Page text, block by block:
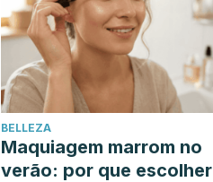
BELLEZA
Maquiagem marrom no
verão: por que escolher